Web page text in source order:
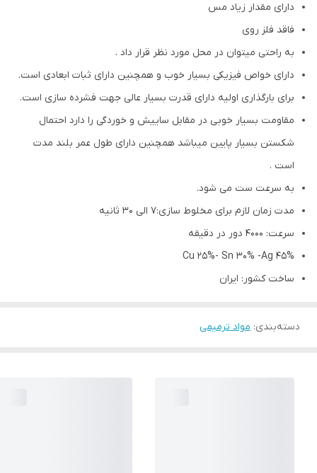
دارای مقدار زیاد مس
فاقد فلز روی
به راحتی میتوان در محل مورد نظر قرار داد .
دارای خواص فیزیکی بسیار خوب و همچنین دارای ثبات ابعادی است.
برای بارگذاری اولیه دارای قدرت بسیار عالی جهت فشرده سازی است.
مقاومت بسیار خوبی در مقابل ساییش و خوردگی را دارد احتمال
شکستن بسیار پایین میباشد همچنین دارای طول عمر بلند مدت
است .
به سرعت ست می شود.
مدت زمان لازم برای مخلوط سازی:7 الی 30 ثانیه
سرعت: 4000 دور در دقیقه
Cu 25%- Sn 30% -Ag 45%
ساخت کشور: ایران
دسته‌بندی: مواد ترمیمی